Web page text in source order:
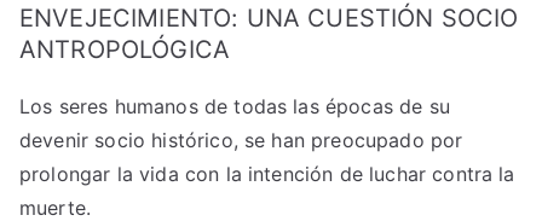
ENVEJECIMIENTO: UNA CUESTIÓN SOCIO
ANTROPOLÓGICA
Los seres humanos de todas las épocas de su
devenir socio histórico, se han preocupado por
prolongar la vida con la intención de luchar contra la
muerte.